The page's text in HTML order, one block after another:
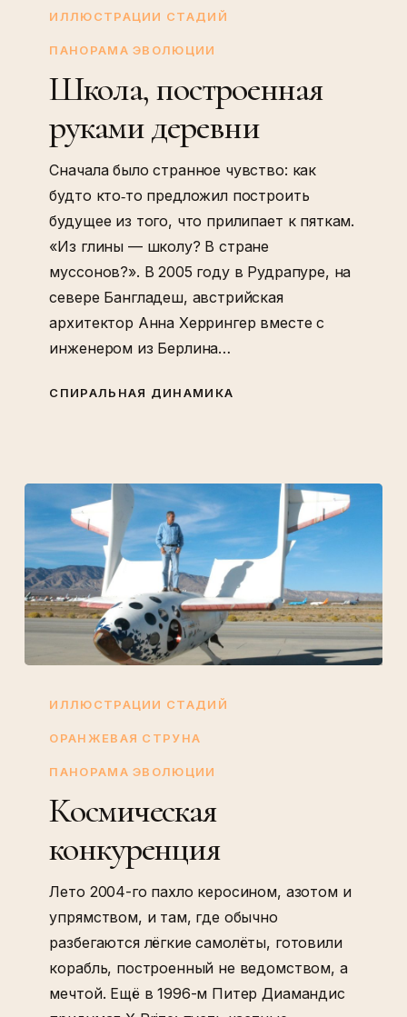
ИЛЛЮСТРАЦИИ СТАДИЙ
ПАНОРАМА ЭВОЛЮЦИИ
Школа, построенная
руками деревни
Сначала было странное чувство: как
будто кто‑то предложил построить
будущее из того, что прилипает к пяткам.
«Из глины — школу? В стране
муссонов?». В 2005 году в Рудрапуре, на
севере Бангладеш, австрийская
архитектор Анна Херрингер вместе с
инженером из Берлина…
СПИРАЛЬНАЯ ДИНАМИКА
конкуренция
ИЛЛЮСТРАЦИИ СТАДИЙ
ОРАНЖЕВАЯ СТРУНА
ПАНОРАМА ЭВОЛЮЦИИ
Космическая
конкуренция
Лето 2004-го пахло керосином, азотом и
упрямством, и там, где обычно
разбегаются лёгкие самолёты, готовили
корабль, построенный не ведомством, а
мечтой. Ещё в 1996-м Питер Диамандис